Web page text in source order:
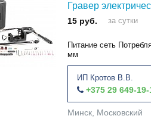
Гравер
15 руб. за сутки
Питание сеть
мм
ИП Кротов В.В.
+375 29 649-19-
Минск, Московский